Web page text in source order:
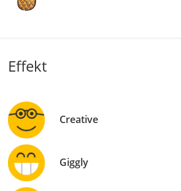
Effekt
Creative
Giggly